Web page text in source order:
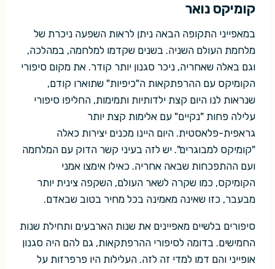
קומיקס נואר
במאפייני התקופה הבאה ניתן לראות השפעה ניכרת של
מלחמת העולם השניה. בשנים שקדמו למלחמה, במהלכה,
וגם באלה שאחריה, ניכר סגנון יותר קודר. את מקום סיפורי
הקומיקס עם ההרפתקאות ה"כיפיות" שתוארו קודם,
שנראות לנו היום קצת ילדותיות ותמימות, החליפו סיפורי
עלילה פחות "נקיים" עם אלימות קצת יותר
גראפית-פלאסטית. היום היינו מכנים יצירות כאלה
"קומיקס למבוגרים". יש לזה בעיני קשר הדוק עם המלחמה
ועם ההתפכחות שבאה אחריה. כאילו אימצו אמני
הקומיקס, כמו שקרה לשאר העולם, השקפה צינית יותר
מבעבר, כזו שאינה מאמינה בכל מחיר בטוב שבאדם.
סיפורים בלשיים מאפיינים את שנות הארבעים ותחילת שנות
החמישים. בדומה לסיפורי ההרפתקאות, גם להם היה סגנון
אופייני והם דמו למדי זה לזה. העלילות היו פרפרזות על